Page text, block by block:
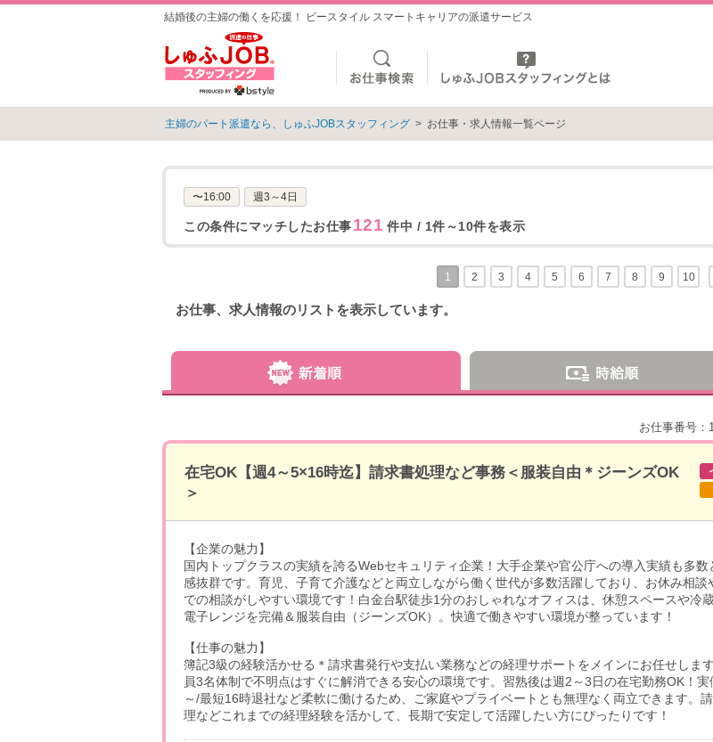
結婚後の主婦の働くを応援！ ビースタイル スマートキャリアの派遣サービス
主婦のパート派遣なら、しゅふJOBスタッフィング > お仕事・求人情報一覧ページ
〜16:00 週3～4日
この条件にマッチしたお仕事121 件中 / 1件～10件を表示
1 2 3 4 5 6 7 8 9 10
お仕事、求人情報のリストを表示しています。
お仕事番号：
在宅OK【週4～5×16時迄】請求書処理など事務＜服装自由＊ジーンズOK
＞
【企業の魅力】
国内トップクラスの実績を誇るWebセキュリティ企業！大手企業や官公庁への導入実績も多数
感抜群です。育児、子育て介護などと両立しながら働く世代が多数活躍しており、お休み相談
での相談がしやすい環境です！白金台駅徒歩1分のおしゃれなオフィスは、休憩スペースや冷
電子レンジを完備＆服装自由（ジーンズOK）。快適で働きやすい環境が整っています！
【仕事の魅力】
簿記3級の経験活かせる＊請求書発行や支払い業務などの経理サポートをメインにお任せしま
員3名体制で不明点はすぐに解消できる安心の環境です。習熟後は週2～3日の在宅勤務OK！実
～/最短16時退社など柔軟に働けるため、ご家庭やプライベートとも無理なく両立できます。
理などこれまでの経理経験を活かして、長期で安定して活躍したい方にぴったりです！